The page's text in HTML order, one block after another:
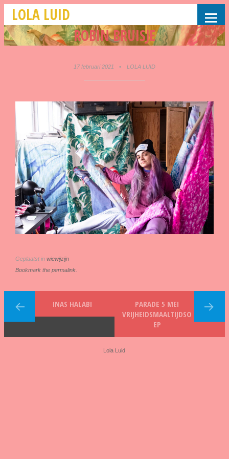
LOLA LUID
ROBIN BRUISJE
17 februari 2021 • LOLA LUID
Geplaatst in wiewijzijn
Bookmark the permalink.
INAS HALABI
PARADE 5 MEI
VRIJHEIDSMAALTIJDSO
EP
Lola Luid